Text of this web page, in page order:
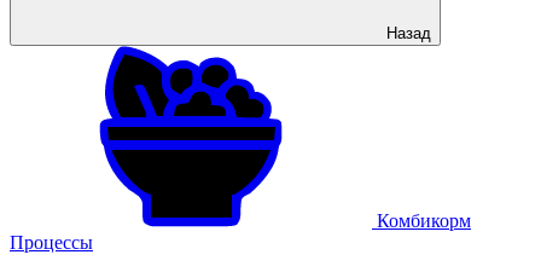
Назад
Комбикорм
Процессы